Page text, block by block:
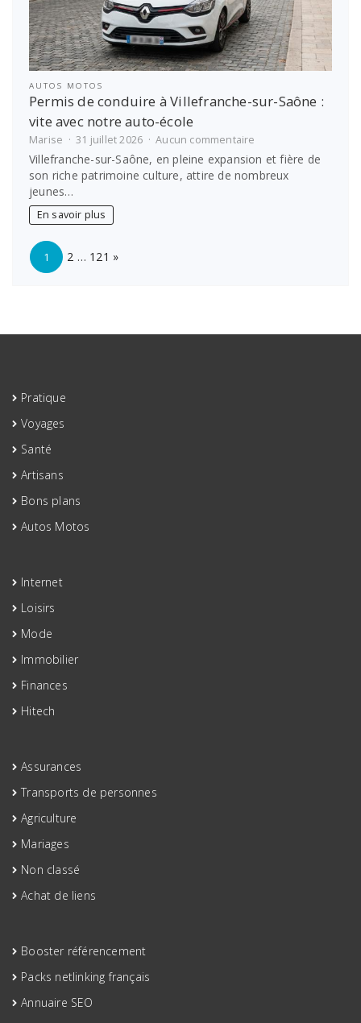
AUTOS MOTOS
Permis de conduire à Villefranche-sur-Saône :
vite avec notre auto-école
Marise 31 juillet 2026 Aucun commentaire
Permis
de
conduire
Villefranche-sur-Saône, en pleine expansion et fière de
son riche patrimoine culture, attire de nombreux
jeunes…
En savoir plus
Page:
1 2 … 121 »
Pratique
Voyages
Santé
Artisans
Bons plans
Autos Motos
Internet
Loisirs
Mode
Immobilier
Finances
Hitech
Assurances
Transports de personnes
Agriculture
Mariages
Non classé
Achat de liens
Booster référencement
Packs netlinking français
Annuaire SEO